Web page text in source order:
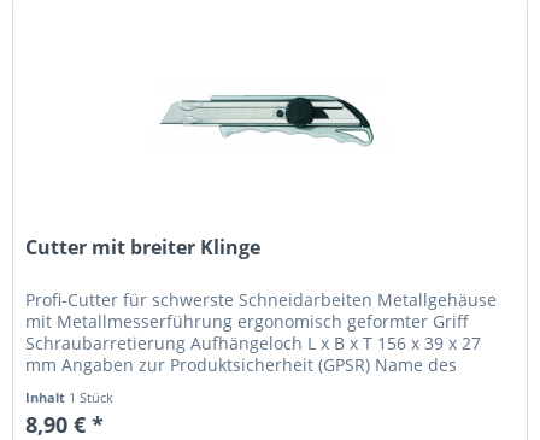
Cutter mit breiter Klinge
Profi-Cutter für schwerste Schneidarbeiten Metallgehäuse
mit Metallmesserführung ergonomisch geformter Griff
Schraubarretierung Aufhängeloch L x B x T 156 x 39 x 27
mm Angaben zur Produktsicherheit (GPSR) Name des
Inhalt 1 Stück
8,90 € *